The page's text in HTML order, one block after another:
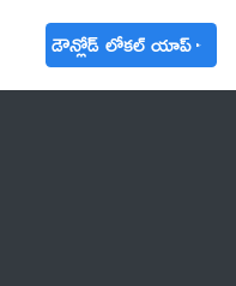
డౌన్లోడ్ లోకల్ యాప్